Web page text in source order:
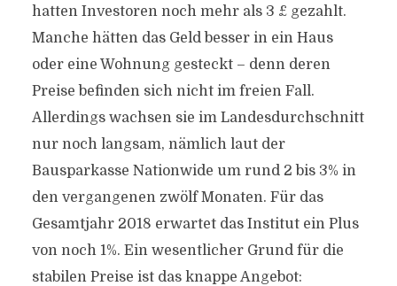
hatten Investoren noch mehr als 3 £ gezahlt.
Manche hätten das Geld besser in ein Haus
oder eine Wohnung gesteckt – denn deren
Preise befinden sich nicht im freien Fall.
Allerdings wachsen sie im Landesdurchschnitt
nur noch langsam, nämlich laut der
Bausparkasse Nationwide um rund 2 bis 3% in
den vergangenen zwölf Monaten. Für das
Gesamtjahr 2018 erwartet das Institut ein Plus
von noch 1%. Ein wesentlicher Grund für die
stabilen Preise ist das knappe Angebot: